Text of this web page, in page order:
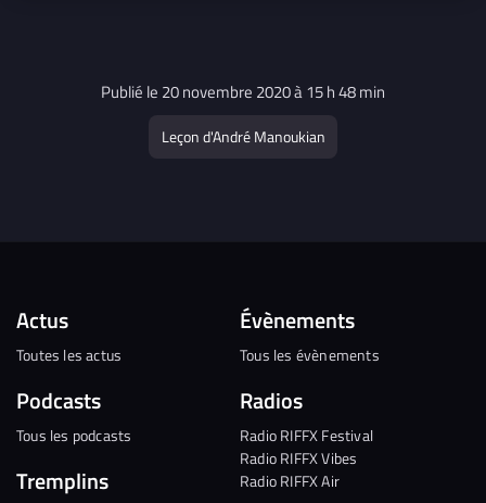
Publié le 20 novembre 2020 à 15 h 48 min
Leçon d'André Manoukian
Actus
Toutes les actus
Podcasts
Tous les podcasts
Tremplins
Évènements
Tous les évènements
Radios
Radio RIFFX Festival
Radio RIFFX Vibes
Radio RIFFX Air